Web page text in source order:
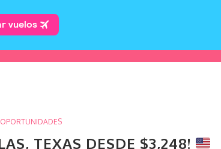
OPORTUNIDADES
TEXAS DESDE $3,248!